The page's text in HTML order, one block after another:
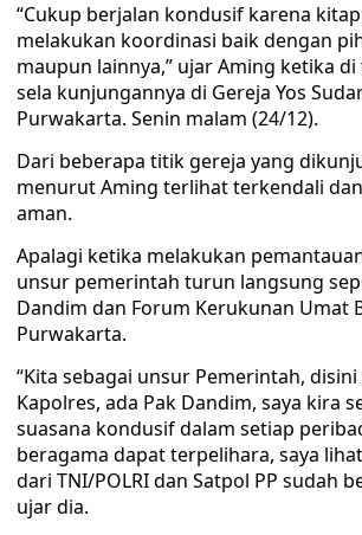
“Cukup berjalan kondusif karena
melakukan koordinasi baik dengan
maupun lainnya,” ujar Aming ketika di
sela kunjungannya di Gereja Yos
Purwakarta. Senin malam (24/12).
Dari beberapa titik gereja yang
menurut Aming terlihat terkendali
aman.
Apalagi ketika melakukan
unsur pemerintah turun langsung
Dandim dan Forum Kerukunan Umat
Purwakarta.
“Kita sebagai unsur Pemerintah, disini
Kapolres, ada Pak Dandim, saya kira
suasana kondusif dalam setiap
beragama dapat terpelihara, saya
dari TNI/POLRI dan Satpol PP sudah
ujar dia.